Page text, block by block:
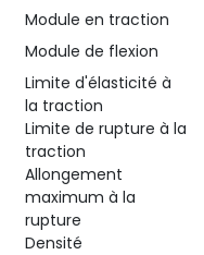
Module en traction
Module de flexion
Limite d'élasticité à
la traction
Limite de rupture à la
traction
Allongement
maximum à la
rupture
Densité